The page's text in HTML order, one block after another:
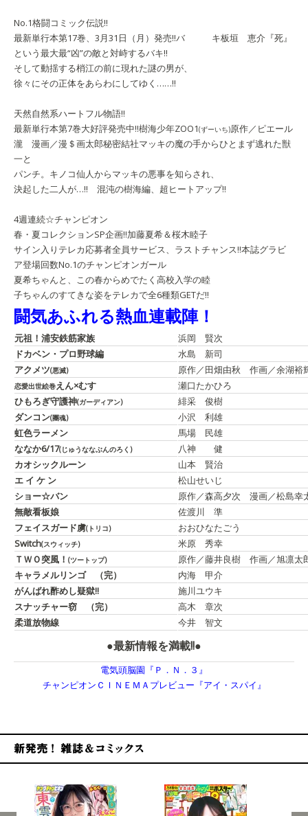
No.1格闘コミック伝説!!
最新単行本第17巻、3月31日（月）発売!!バ キ板垣 恵介 『死』
という最大最“凶”の敵と対峙するバキ!!
そして動揺する梢江の前に現れた謎の男が、
徐々にその正体をあらわにしてゆく……!!
天然自然系ハートフル物語!!
最新単行本第7巻大好評発売中!!樹海少年ZOO1(ずーいち)原作／ピエール
瀧 漫画／漫＄画太郎秘密結社マッキの魔の手からひとまず逃れた獣
一と
パンチ。キノコ仙人からマッキの悪事を知らされ、
決起した二人が…!! 混沌の樹海編、超ヒートアップ!!
4週連続☆チャンピオン
春・夏コレクションSP企画!!加藤夏希＆桜木睦子
サイン入りテレカ応募者全員サービス、ラストチャンス!!本誌グラビ
ア登場回数No.1のチャンピオンガール
夏希ちゃんと、この春からめでたく高校入学の睦
子ちゃんのすてきな姿をテレカで全6種類GETだ!!
闘気あふれる熱血連載陣！
元祖！浦安鉄筋家族
浜岡 賢次
ドカベン・プロ野球編
水島 新司
アクメツ(悪滅) 原作／田畑由秋 作画／余湖裕
恋愛出世絵巻えん×むす
瀬口たかひろ
ひもろぎ守護神(ガーディアン)
緋采 俊樹
ダンコン(團魂)
小沢 利雄
虹色ラーメン
馬場 民雄
ななか6/17(じゅうななぶんのろく)
八神 健
カオシックルーン
山本 賢治
エ イ ケ ン
松山せいじ
ショー☆バン
原作／森高夕次 漫画／松島幸
無敵看板娘
佐渡川 準
フェイスガード虜(トリコ)
おおひなたごう
Switch(スウィッチ)
米原 秀幸
ＴＷＯ突風！ (ツートップ)
原作／藤井良樹 作画／旭凛太
キャラメルリンゴ （完）
内海 甲介
がんばれ酢めし疑獄!!
施川ユウキ
スナッチャー窃 （完）
高木 章次
柔道放物線
今井 智文
●最新情報を満載!!●
電気頭脳園『Ｐ．Ｎ．３』
チャンピオンＣＩＮＥＭＡプレビュー『アイ・スパイ』